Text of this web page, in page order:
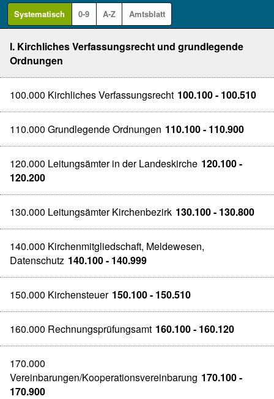
Systematisch 0-9 A-Z Amtsblatt
I. Kirchliches Verfassungsrecht und grundlegende
Ordnungen
100.000 Kirchliches Verfassungsrecht 100.100 - 100.510
110.000 Grundlegende Ordnungen 110.100 - 110.900
120.000 Leitungsämter in der Landeskirche 120.100 -
120.200
130.000 Leitungsämter Kirchenbezirk 130.100 - 130.800
140.000 Kirchenmitgliedschaft, Meldewesen,
Datenschutz 140.100 - 140.999
150.000 Kirchensteuer 150.100 - 150.510
160.000 Rechnungsprüfungsamt 160.100 - 160.120
170.000
Vereinbarungen/Kooperationsvereinbarung 170.100 -
170.900